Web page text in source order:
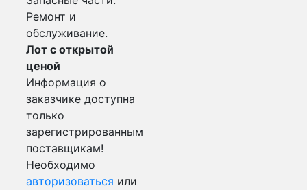
Ремонт и
обслуживание.
Лот с открытой
ценой
Информация о
заказчике доступна
только
зарегистрированным
поставщикам!
Необходимо
авторизоваться или